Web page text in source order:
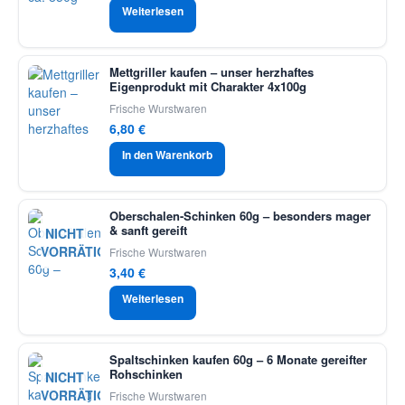
Weiterlesen
Mettgriller kaufen – unser herzhaftes
Eigenprodukt mit Charakter 4x100g
Frische Wurstwaren
6,80 €
In den Warenkorb
NICHT
VORRÄTIG
Oberschalen-Schinken 60g – besonders mager
& sanft gereift
Frische Wurstwaren
3,40 €
Weiterlesen
NICHT
VORRÄTIG
Spaltschinken kaufen 60g – 6 Monate gereifter
Rohschinken
Frische Wurstwaren